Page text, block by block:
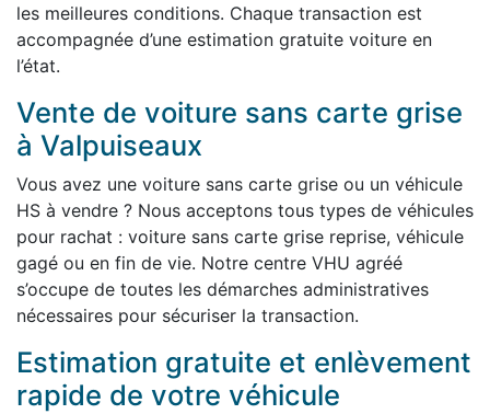
les meilleures conditions. Chaque transaction est
accompagnée d’une estimation gratuite voiture en
l’état.
Vente de voiture sans carte grise
à Valpuiseaux
Vous avez une voiture sans carte grise ou un véhicule
HS à vendre ? Nous acceptons tous types de véhicules
pour rachat : voiture sans carte grise reprise, véhicule
gagé ou en fin de vie. Notre centre VHU agréé
s’occupe de toutes les démarches administratives
nécessaires pour sécuriser la transaction.
Estimation gratuite et enlèvement
rapide de votre véhicule